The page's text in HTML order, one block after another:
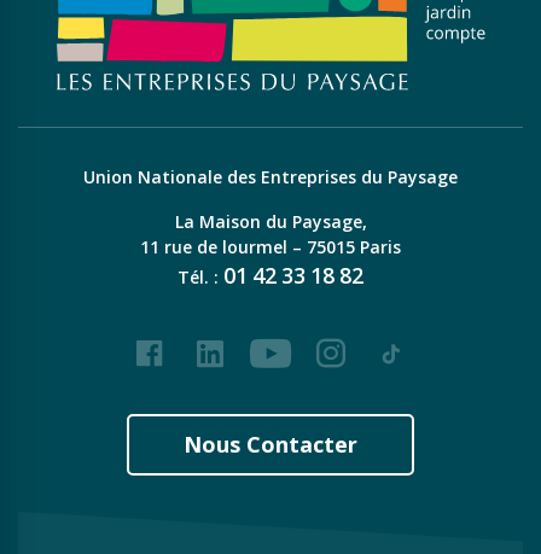
Union Nationale des Entreprises du Paysage
La Maison du Paysage,
11 rue de lourmel – 75015 Paris
Tél. : 01 42 33 18 82
FacebookLinkedInYoutubeInstagram
Tiktok
Nous Contacter